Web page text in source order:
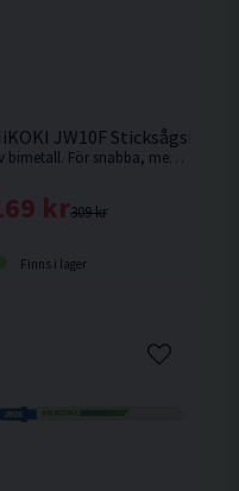
Ø85mm 1-pack
JW10F Sticksågsblad
Av bimetall. För snabba, medelgrova till grova snitt i hårt och mjukt trä, aluminium, plast och legeringar.
309 kr
kr
Finns i lager